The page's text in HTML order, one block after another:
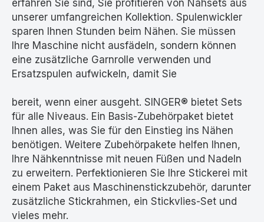
erfahren Sie sind, Sie profitieren von Nähsets aus
unserer umfangreichen Kollektion. Spulenwickler
sparen Ihnen Stunden beim Nähen. Sie müssen
Ihre Maschine nicht ausfädeln, sondern können
eine zusätzliche Garnrolle verwenden und
Ersatzspulen aufwickeln, damit Sie
bereit, wenn einer ausgeht. SINGER® bietet Sets
für alle Niveaus. Ein Basis-Zubehörpaket bietet
Ihnen alles, was Sie für den Einstieg ins Nähen
benötigen. Weitere Zubehörpakete helfen Ihnen,
Ihre Nähkenntnisse mit neuen Füßen und Nadeln
zu erweitern. Perfektionieren Sie Ihre Stickerei mit
einem Paket aus Maschinenstickzubehör, darunter
zusätzliche Stickrahmen, ein Stickvlies-Set und
vieles mehr.